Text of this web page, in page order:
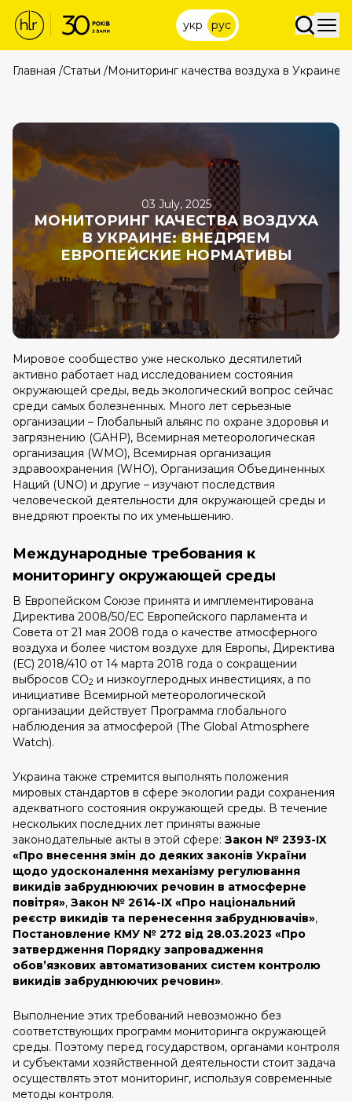
укр рус
Главная /Статьи /Мониторинг качества воздуха в
03 July, 2025
МОНИТОРИНГ КАЧЕСТВА ВОЗДУХА
В УКРАИНЕ: ВНЕДРЯЕМ
ЕВРОПЕЙСКИЕ НОРМАТИВЫ
Мировое сообщество уже несколько десятилетий
активно работает над исследованием состояния
окружающей среды, ведь экологический вопрос сейчас
среди самых болезненных. Много лет серьезные
организации – Глобальный альянс по охране здоровья и
загрязнению (GAHP), Всемирная метеорологическая
организация (WMO), Всемирная организация
здравоохранения (WHO), Организация Объединенных
Наций (UNO) и другие – изучают последствия
человеческой деятельности для окружающей среды и
внедряют проекты по их уменьшению.
Международные требования к
мониторингу окружающей среды
В Европейском Союзе принята и имплементирована
Директива 2008/50/ЕС Европейского парламента и
Совета от 21 мая 2008 года о качестве атмосферного
воздуха и более чистом воздухе для Европы, Директива
(ЕС) 2018/410 от 14 марта 2018 года о сокращении
выбросов СО2 и низкоуглеродных инвестициях, а по
инициативе Всемирной метеорологической
организации действует Программа глобального
наблюдения за атмосферой (The Global Atmosphere
Watch).
Украина также стремится выполнять положения
мировых стандартов в сфере экологии ради сохранения
адекватного состояния окружающей среды. В течение
нескольких последних лет приняты важные
законодательные акты в этой сфере: Закон № 2393-IX
«Про внесення змін до деяких законів України
щодо удосконалення механізму регулювання
викидів забруднюючих речовин в атмосферне
повітря», Закон № 2614-ІХ «Про національний
реєстр викидів та перенесення забруднювачів»,
Постановление КМУ № 272 від 28.03.2023 «Про
затвердження Порядку запровадження
обов’язкових автоматизованих систем контролю
викидів забруднюючих речовин».
Выполнение этих требований невозможно без
соответствующих программ мониторинга окружающей
среды. Поэтому перед государством, органами контроля
и субъектами хозяйственной деятельности стоит задача
осуществлять этот мониторинг, используя современные
методы контроля.